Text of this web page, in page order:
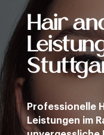
Hair
Professionelle
Leistungen im